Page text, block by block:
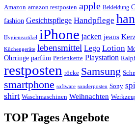
Amazon amazon restposten apple Bekleidung
fashion Gesichtspflege Handpflege
Hygieneartikel iPhone jacken jeans
Küchengeräte lebensmittel Lego Lotion
Ohrringe parfüm Perlenkette Playstation
restposten röcke Samsung
smartphone software sonderposten Sony
shirt Waschmaschinen Weihnachten
TOP Tages Angebote